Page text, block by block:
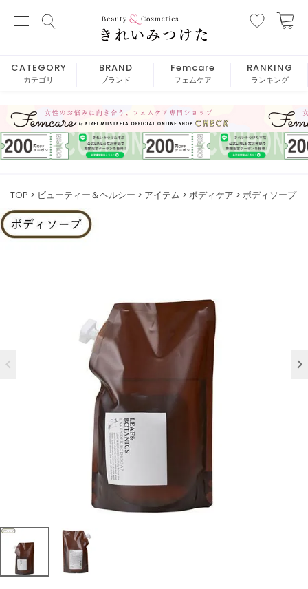
CATEGORY
カテゴリ
BRAND
ブランド
Femcare
フェムケア
RANKING
ランキング
TOP ビューティー＆ヘルシー アイテム ボディケア ボディソープ